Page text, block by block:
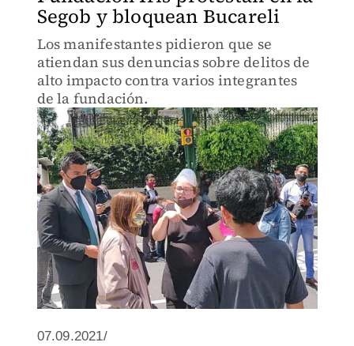
Segob y bloquean Bucareli
Los manifestantes pidieron que se
atiendan sus denuncias sobre delitos de
alto impacto contra varios integrantes
de la fundación.
07.09.2021/